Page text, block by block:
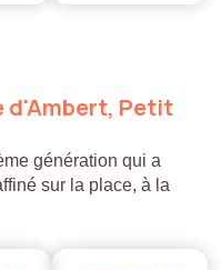
d'Ambert, Petit
génération qui a
sur la place, à la